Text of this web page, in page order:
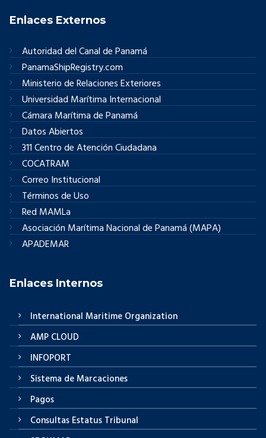
Enlaces Externos
Autoridad del Canal de Panamá
PanamaShipRegistry.com
Ministerio de Relaciones Exteriores
Universidad Marítima Internacional
Cámara Marítima de Panamá
Datos Abiertos
311 Centro de Atención Ciudadana
COCATRAM
Correo Institucional
Términos de Uso
Red MAMLa
Asociación Marítima Nacional de Panamá (MAPA)
APADEMAR
Enlaces Internos
International Maritime Organization
AMP CLOUD
INFOPORT
Sistema de Marcaciones
Pagos
Consultas Estatus Tribunal